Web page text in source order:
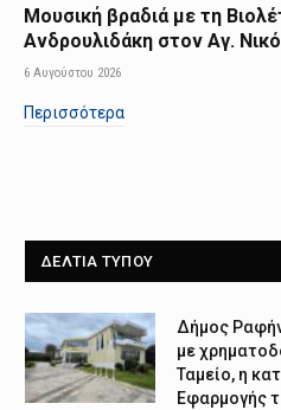
Μουσική βραδιά με τη
Ανδρουλιδάκη στον Αγ.
6 Αυγούστου 2026
Περισσότερα
ΔΕΛΤΙΑ ΤΥΠΟΥ
Δήμος
με
Ταμείο, η
Εφαρμογής